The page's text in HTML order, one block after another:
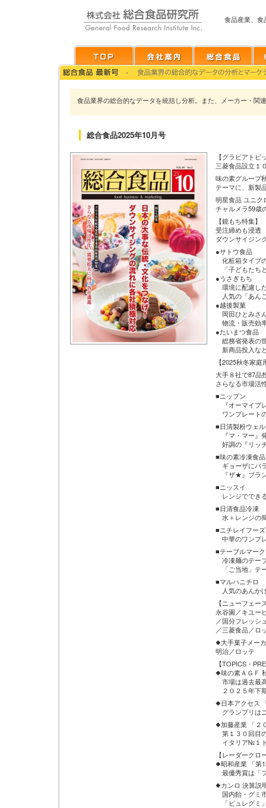
食品産業、食
食品業界の総合的なデータを統括し分析。また、メーカー・関
総合食品2025年10月号
【グラビアトピ
三菱食品設立１
味の素グループ
テーマに、新製
明星食品 ユニク
チャルメラ59歳
【鏡もち特集】
受注締めも浸透
ダウンサイジン
●サトウ食品
化粧箱タイプ
「子どもたち
●うさぎもち
環境に配慮し
人気の「あん
●越後製菓
岡田ひとみさ
物流・販売効
●たいまつ食品
総務省発表の
新商品投入な
【2025秋冬家
大手８社で87品
さらなる市場活
■ニップン
『オーマイプ
ワンプレート
■日清製粉ウェ
『マ・マー』
好調の『リッ
■味の素冷凍食品
ギョーザにバ
『ザ★』ブラ
■ニッスイ
レンジででき
■日清食品冷凍
水＋レンジの
■ニチレイフーズ
中華のワンプ
■テーブルマーク
冷凍麺のテー
「ご当地」テ
■マルハニチロ
人気のあんか
【ニューフェ
永谷園／キユー
／国分フレッシ
／三菱食品／ロ
◆大手菓子メー
明治／ロッテ
【TOPICS・
◆味の素ＡＧＦ
市場は過去最
２０２５年下
◆日本アクセス
グランプリは
◆加藤産業 「２
第１３０回目
イタリア№１
【レーダークロ
◆昭和産業 「第
最優秀賞は「
◆カンロ 決算説
国内飴・グミ
「ピュレグミ